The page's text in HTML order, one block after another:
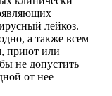
лейкоз.
а также всем
приют или
не допустить
от нее